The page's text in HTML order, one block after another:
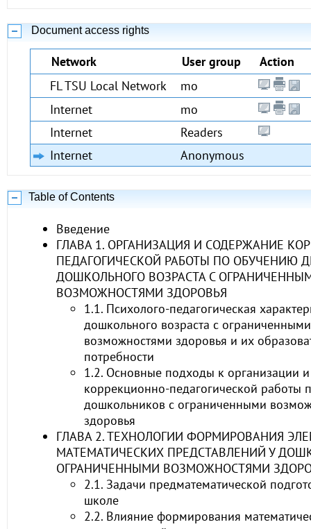
Document access rights
Network User group
Action
FL TSU Local Network
mo
Internet
mo
Internet
Readers
Internet
Anonymous
Table of Contents
Введение
ГЛАВА 1. ОРГАНИЗАЦИЯ И СОДЕРЖАНИЕ
ПЕДАГОГИЧЕСКОЙ РАБОТЫ ПО ОБУЧЕНИЮ
ДОШКОЛЬНОГО ВОЗРАСТА С
ВОЗМОЖНОСТЯМИ ЗДОРОВЬЯ
1.1. Психолого-педагогическая
дошкольного возраста с ограниченными
возможностями здоровья и их
потребности
1.2. Основные подходы к организации
коррекционно-педагогической работы
дошкольников с ограниченными
здоровья
ГЛАВА 2. ТЕХНОЛОГИИ ФОРМИРОВАНИЯ
МАТЕМАТИЧЕСКИХ ПРЕДСТАВЛЕНИЙ У
ОГРАНИЧЕННЫМИ ВОЗМОЖНОСТЯМИ
2.1. Задачи предматематической
школе
2.2. Влияние формирования